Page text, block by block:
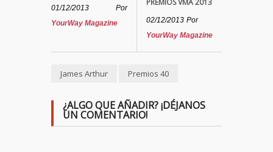
01/12/2013
Por
YourWay Magazine
PREMIOS VMA 2013
02/12/2013 Por
YourWay Magazine
James Arthur Premios 40
¿ALGO QUE AÑADIR? ¡DÉJANOS
UN COMENTARIO!